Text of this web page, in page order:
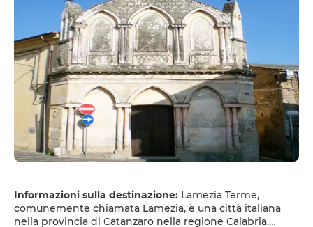
Informazioni sulla destinazione: Lamezia Terme,
comunemente chiamata Lamezia, è una città italiana
nella provincia di Catanzaro nella regione Calabria.